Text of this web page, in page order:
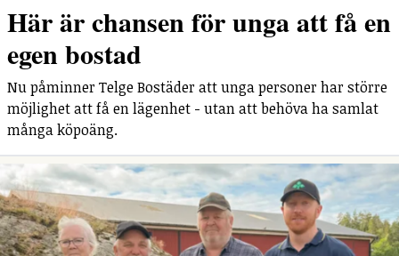
Här är chansen för unga att få en
egen bostad
Nu påminner Telge Bostäder att unga personer har större
möjlighet att få en lägenhet - utan att behöva ha samlat
många köpoäng.